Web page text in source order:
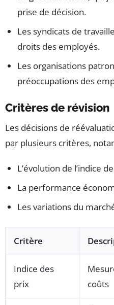
prise de décision.
Les syndicats de
droits des employés.
Les organisations
préoccupations des
Critères de révision
Les décisions de
par plusieurs critères,
L’évolution de l’indice
La performance
Les variations du
Critère
Indice des
prix
coûts